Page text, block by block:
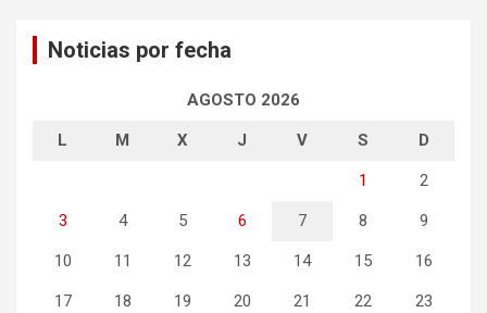
Noticias por fecha
AGOSTO 2026
L M X J V S D
1 2
3 4 5 6 7 8 9
10 11 12 13 14 15 16
17 18 19 20 21 22 23